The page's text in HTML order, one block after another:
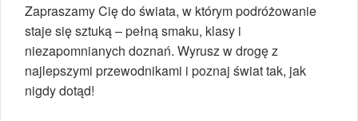
Zapraszamy Cię do świata, w którym podróżowanie
staje się sztuką – pełną smaku, klasy i
niezapomnianych doznań. Wyrusz w drogę z
najlepszymi przewodnikami i poznaj świat tak, jak
nigdy dotąd!